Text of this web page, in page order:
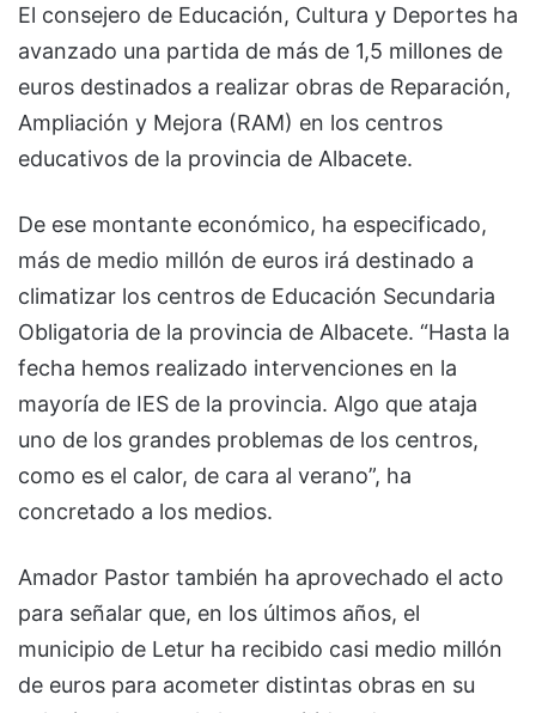
El consejero de Educación, Cultura y Deportes ha
avanzado una partida de más de 1,5 millones de
euros destinados a realizar obras de Reparación,
Ampliación y Mejora (RAM) en los centros
educativos de la provincia de Albacete.
De ese montante económico, ha especificado,
más de medio millón de euros irá destinado a
climatizar los centros de Educación Secundaria
Obligatoria de la provincia de Albacete. “Hasta la
fecha hemos realizado intervenciones en la
mayoría de IES de la provincia. Algo que ataja
uno de los grandes problemas de los centros,
como es el calor, de cara al verano”, ha
concretado a los medios.
Amador Pastor también ha aprovechado el acto
para señalar que, en los últimos años, el
municipio de Letur ha recibido casi medio millón
de euros para acometer distintas obras en su